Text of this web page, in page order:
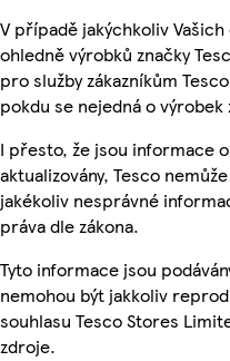
V případě jakýchkoliv
ohledně výrobků značky
pro služby zákazníkům
pokdu se nejedná o výrobek
I přesto, že jsou informace
aktualizovány, Tesco
jakékoliv nesprávné
práva dle zákona.
Tyto informace jsou
nemohou být jakkoliv
souhlasu Tesco Stores
zdroje.